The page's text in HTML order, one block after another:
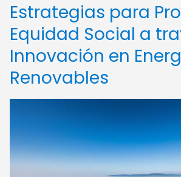
Estrategias para
Equidad Social a
Innovación en
Renovables